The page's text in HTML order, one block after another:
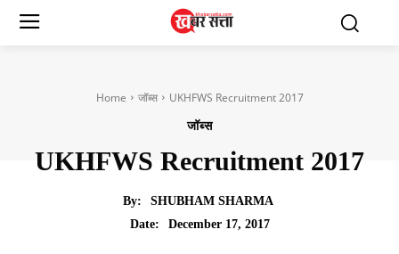
Home जॉब्स UKHFWS Recruitment 2017
जॉब्स
UKHFWS Recruitment 2017
By:
SHUBHAM SHARMA
Date:
December 17, 2017